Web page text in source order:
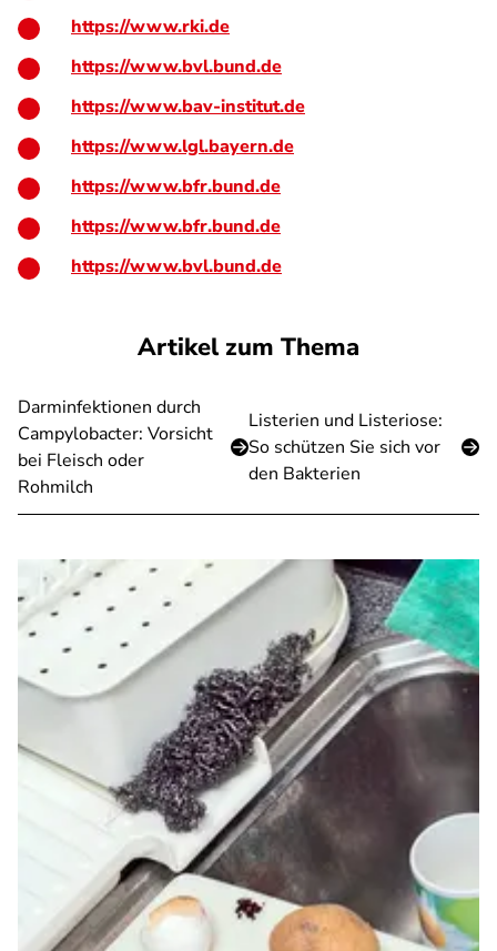
https://www.rki.de
https://www.bvl.bund.de
https://www.bav-institut.de
https://www.lgl.bayern.de
https://www.bfr.bund.de
https://www.bfr.bund.de
https://www.bvl.bund.de
Artikel zum Thema
Darminfektionen durch
Campylobacter: Vorsicht
bei Fleisch oder
Rohmilch
Listerien und Listeriose:
So schützen Sie sich vor
den Bakterien